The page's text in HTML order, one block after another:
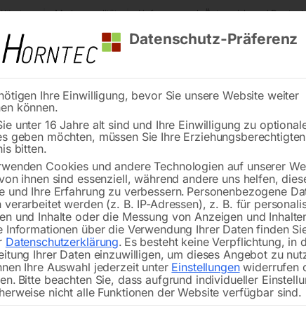
Markenqualität Lieferung nach Österreich und
Reinigung
(WIG/TIG) Steuerleitungsstecker-Kit mit Quick Fit, 12-PIN/
🔍
Datenschutz-Präferenz
Ihre Einwilligung, bevor Sie unsere Website weiter
können.
unter 16 Jahre alt sind und Ihre Einwilligung zu
geben möchten, müssen Sie Ihre
bitten.
Cookies und andere Technologien auf unserer
ihnen sind essenziell, während andere uns helfen,
und Ihre Erfahrung zu verbessern. Personenbezogene
verarbeitet werden (z. B. IP-Adressen), z. B. für
und Inhalte oder die Messung von Anzeigen und
Informationen über die Verwendung Ihrer Daten finden
Datenschutzerklärung. Es besteht keine Verpflichtung, in
Ihrer Daten einzuwilligen, um dieses Angebot zu
Ihre Auswahl jederzeit unter Einstellungenwiderrufen
Bitte beachten Sie, dass aufgrund individueller
nicht alle Funktionen der Website verfügbar sind.